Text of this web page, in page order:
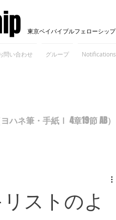
東京ベイバイブルフェローシップ
問い合わせ グループ Notifications
ネ筆・手紙Ⅰ 4章19節 AB）
ストのよ